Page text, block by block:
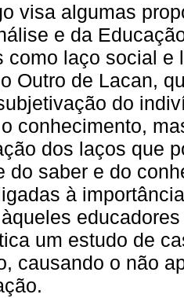
visa algumas
e da
como laço social e
Outro de Lacan,
do
conhecimento,
dos laços que
do saber e do
à
um estudo de
causando o não